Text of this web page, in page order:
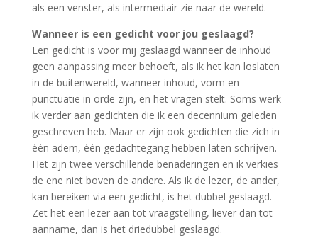
als een venster, als intermediair zie naar de wereld.
Wanneer is een gedicht voor jou geslaagd?
Een gedicht is voor mij geslaagd wanneer de inhoud
geen aanpassing meer behoeft, als ik het kan loslaten
in de buitenwereld, wanneer inhoud, vorm en
punctuatie in orde zijn, en het vragen stelt. Soms werk
ik verder aan gedichten die ik een decennium geleden
geschreven heb. Maar er zijn ook gedichten die zich in
één adem, één gedachtegang hebben laten schrijven.
Het zijn twee verschillende benaderingen en ik verkies
de ene niet boven de andere. Als ik de lezer, de ander,
kan bereiken via een gedicht, is het dubbel geslaagd.
Zet het een lezer aan tot vraagstelling, liever dan tot
aanname, dan is het driedubbel geslaagd.